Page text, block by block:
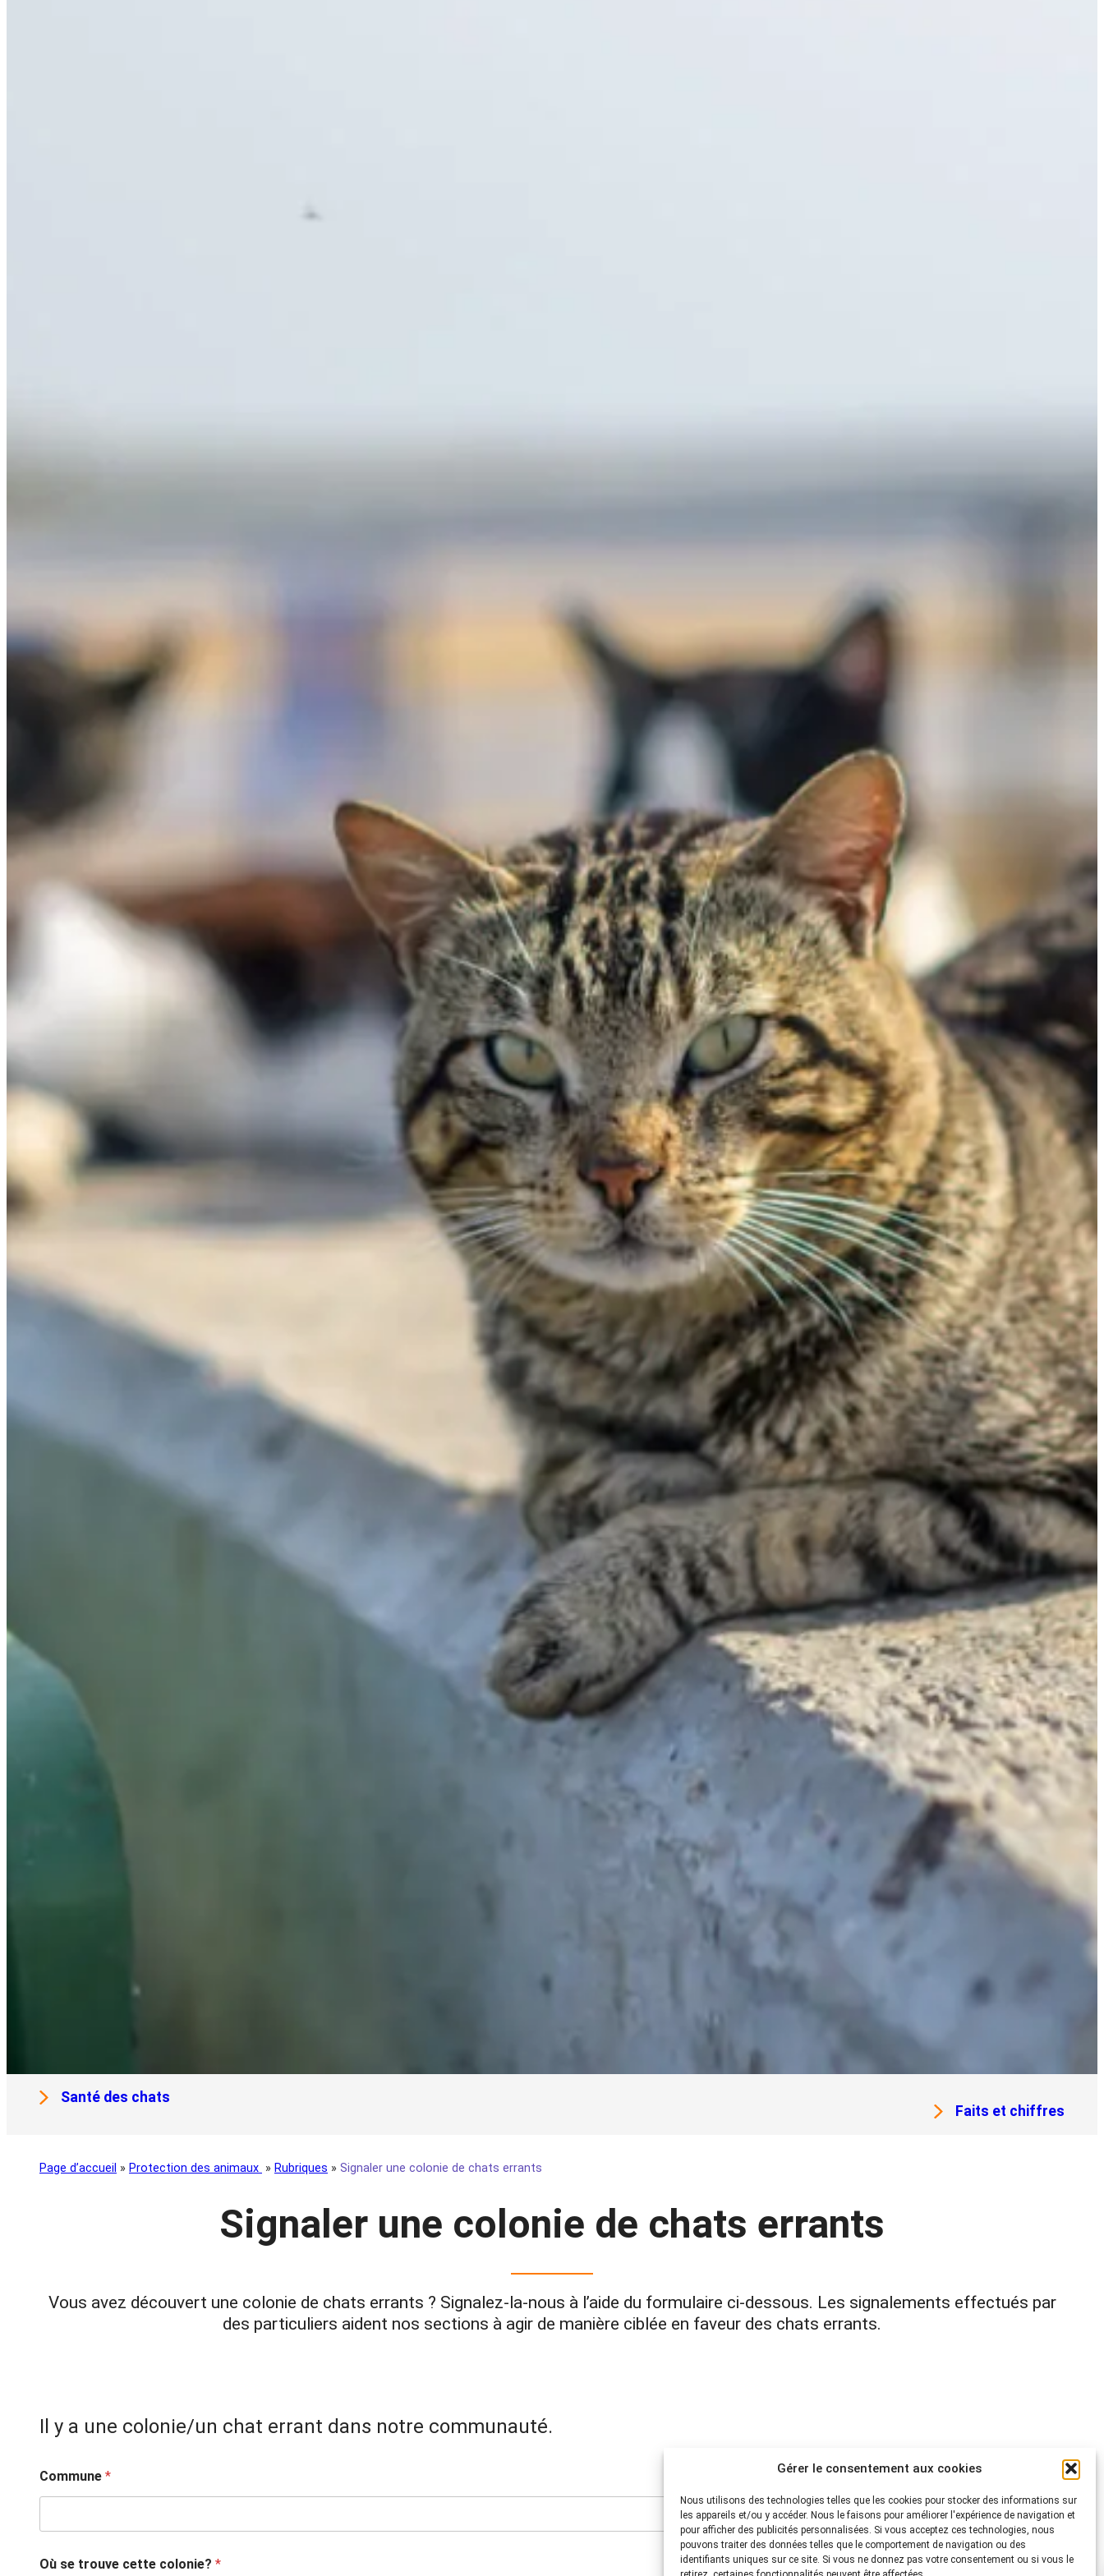
Gérer le consentement aux cookies
Nous utilisons des technologies telles que les cookies pour stocker des informations sur
les appareils et/ou y accéder. Nous le faisons pour améliorer l'expérience de navigation et
pour afficher des publicités personnalisées. Si vous acceptez ces technologies, nous
pouvons traiter des données telles que le comportement de navigation ou des
identifiants uniques sur ce site. Si vous ne donnez pas votre consentement ou si vous le
Santé des chats
Faits et chiffres
Page d’accueil » Protection des animaux » Rubriques » Signaler une colonie de chats errants
Signaler une colonie de chats errants
Vous avez découvert une colonie de chats errants ? Signalez-la-nous à l’aide du formulaire ci-dessous. Les signalements effectués par
des particuliers aident nos sections à agir de manière ciblée en faveur des chats errants.
Il y a une colonie/un chat errant dans notre communauté.
o
m
d
e
Commune *
Où se trouve cette colonie? *